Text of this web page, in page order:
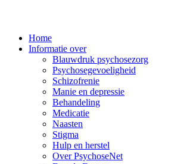
Main
Navigation
Home
Informatie over
Blauwdruk psychosezorg
Psychosegevoeligheid
Schizofrenie
Manie en depressie
Behandeling
Medicatie
Naasten
Stigma
Hulp en herstel
Over PsychoseNet